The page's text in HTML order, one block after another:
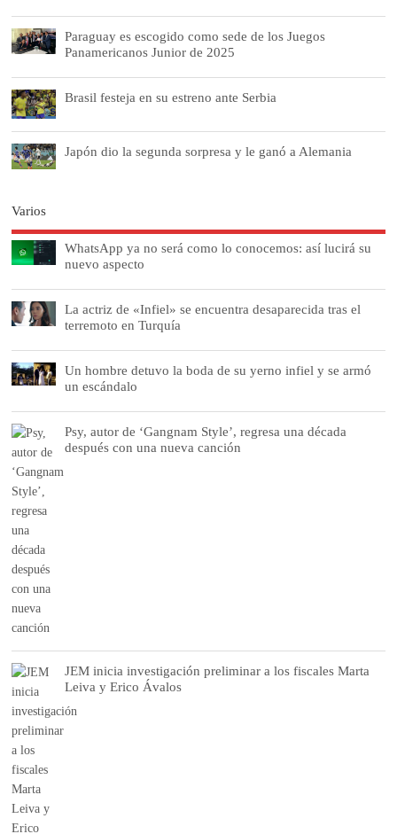
Paraguay es escogido como sede de los Juegos
Panamericanos Junior de 2025
Brasil festeja en su estreno ante Serbia
Japón dio la segunda sorpresa y le ganó a Alemania
Varios
WhatsApp ya no será como lo conocemos: así lucirá su
nuevo aspecto
La actriz de «Infiel» se encuentra desaparecida tras el
terremoto en Turquía
Un hombre detuvo la boda de su yerno infiel y se armó
un escándalo
Psy, autor de ‘Gangnam Style’, regresa una década
después con una nueva canción
JEM inicia investigación preliminar a los fiscales Marta
Leiva y Erico Ávalos